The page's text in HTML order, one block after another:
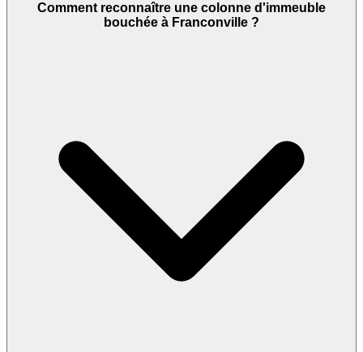
Comment reconnaître une colonne d'immeuble
bouchée à Franconville ?